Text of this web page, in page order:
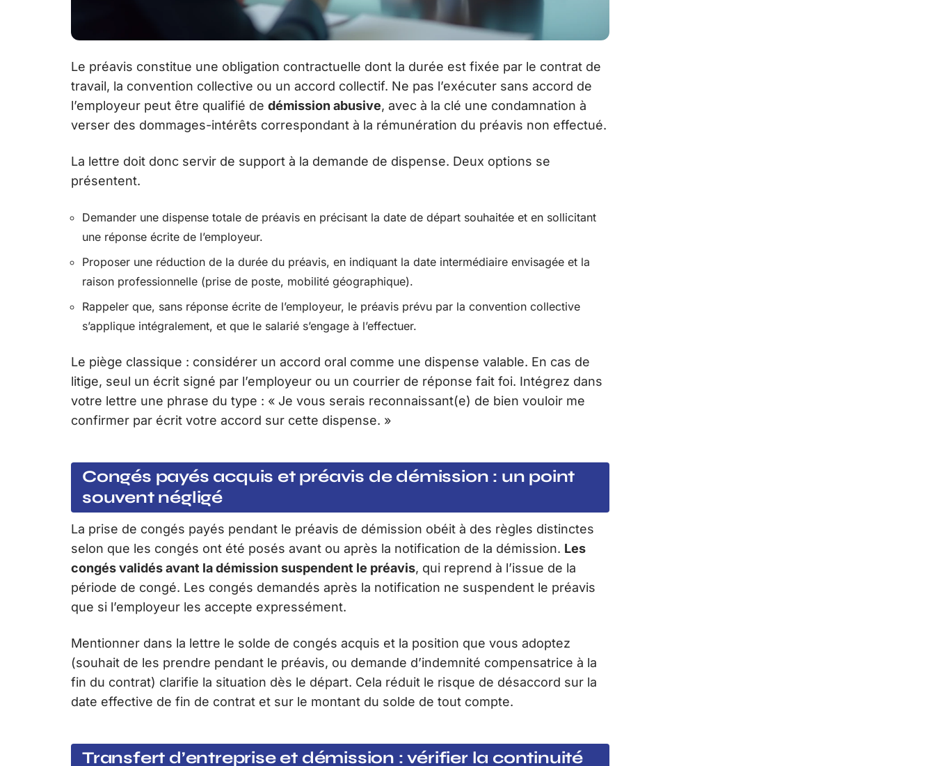
Le préavis constitue une obligation contractuelle dont la durée est fixée par le contrat de
travail, la convention collective ou un accord collectif. Ne pas l’exécuter sans accord de
l’employeur peut être qualifié de démission abusive, avec à la clé une condamnation à
verser des dommages-intérêts correspondant à la rémunération du préavis non effectué.
La lettre doit donc servir de support à la demande de dispense. Deux options se
présentent.
Demander une dispense totale de préavis en précisant la date de départ souhaitée et en sollicitant
une réponse écrite de l’employeur.
Proposer une réduction de la durée du préavis, en indiquant la date intermédiaire envisagée et la
raison professionnelle (prise de poste, mobilité géographique).
Rappeler que, sans réponse écrite de l’employeur, le préavis prévu par la convention collective
s’applique intégralement, et que le salarié s’engage à l’effectuer.
Le piège classique : considérer un accord oral comme une dispense valable. En cas de
litige, seul un écrit signé par l’employeur ou un courrier de réponse fait foi. Intégrez dans
votre lettre une phrase du type : « Je vous serais reconnaissant(e) de bien vouloir me
confirmer par écrit votre accord sur cette dispense. »
Congés payés acquis et préavis de démission : un point
souvent négligé
La prise de congés payés pendant le préavis de démission obéit à des règles distinctes
selon que les congés ont été posés avant ou après la notification de la démission. Les
congés validés avant la démission suspendent le préavis, qui reprend à l’issue de la
période de congé. Les congés demandés après la notification ne suspendent le préavis
que si l’employeur les accepte expressément.
Mentionner dans la lettre le solde de congés acquis et la position que vous adoptez
(souhait de les prendre pendant le préavis, ou demande d’indemnité compensatrice à la
fin du contrat) clarifie la situation dès le départ. Cela réduit le risque de désaccord sur la
date effective de fin de contrat et sur le montant du solde de tout compte.
Transfert d’entreprise et démission : vérifier la continuité